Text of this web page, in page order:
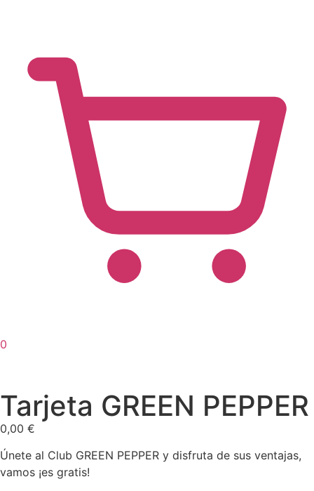
0
Tarjeta GREEN PEPPER
0,00 €
Únete al Club GREEN PEPPER y disfruta de sus ventajas,
vamos ¡es gratis!